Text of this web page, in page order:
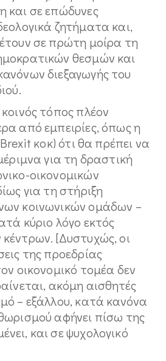
και σε επώδυνες
ζητήματα και,
σε πρώτη μοίρα τη
θεσμών και
διεξαγωγής του
τόπος πλέον
από εμπειρίες, όπως η
κοκ) ότι θα πρέπει να
για τη δραστική
οικονομικών
για τη στήριξη
κοινωνικών ομάδων –
κύριο λόγο εκτός
[Δυστυχώς, οι
της προεδρίας
οικονομικό τομέα δεν
ακόμη αισθητές
– εξάλλου, κατά κανόνα
αφήνει πίσω της
και σε ψυχολογικό